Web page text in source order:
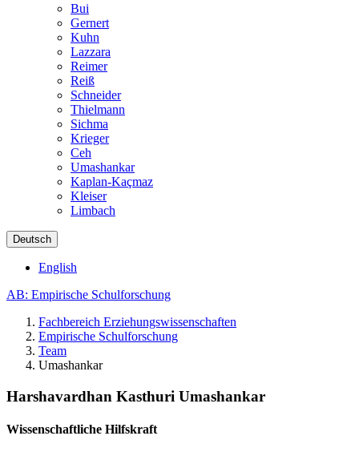
Bui
Gernert
Kuhn
Lazzara
Reimer
Reiß
Schneider
Thielmann
Sichma
Krieger
Ceh
Umashankar
Kaplan-Kaçmaz
Kleiser
Limbach
Deutsch
English
AB: Empirische Schulforschung
Fachbereich Erziehungswissenschaften
Empirische Schulforschung
Team
Umashankar
Harshavardhan Kasthuri Umashankar
Wissenschaftliche Hilfskraft